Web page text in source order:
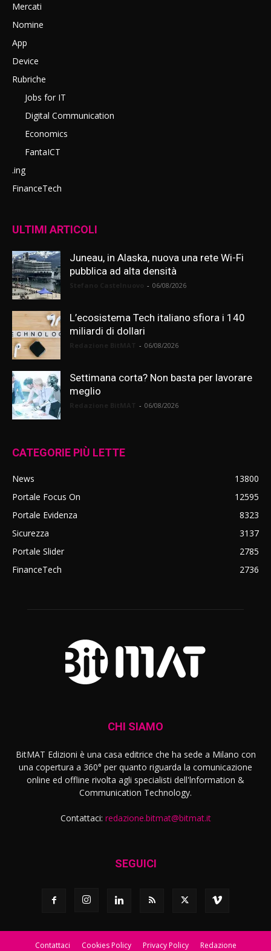
Mercati
Nomine
App
Device
Rubriche
Jobs for IT
Digital Communication
Economics
FantaICT
.ing
FinanceTech
ULTIMI ARTICOLI
Juneau, in Alaska, nuova una rete Wi-Fi
pubblica ad alta densità
- 06/08/2026
L’ecosistema Tech italiano sfiora i 140
miliardi di dollari
- 06/08/2026
Settimana corta? Non basta per lavorare
meglio
- 06/08/2026
CATEGORIE PIÙ LETTE
News
13800
Portale Focus On
12595
Portale Evidenza
8323
Sicurezza
3137
Portale Slider
2785
FinanceTech
2736
CHI SIAMO
BitMAT Edizioni è una casa editrice che ha sede a Milano con
una copertura a 360° per quanto riguarda la comunicazione
online ed offline rivolta agli specialisti dell'lnformation &
Communication Technology.
Contattaci: redazione.bitmat@bitmat.it
SEGUICI
Contattaci Cookies Policy Privacy Policy Redazione